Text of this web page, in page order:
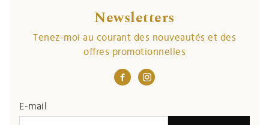
Newsletters
Tenez-moi au courant des nouveautés et des
offres promotionnelles
E-mail